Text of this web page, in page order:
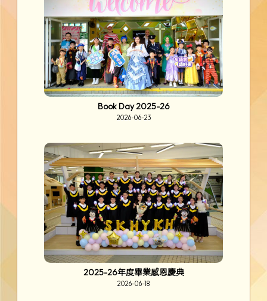
Book Day 2025-26
2026-06-23
2025-26年度畢業感恩慶典
2026-06-18